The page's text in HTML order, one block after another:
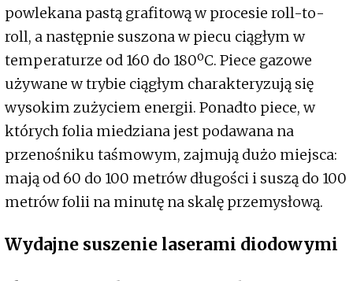
powlekana pastą grafitową w procesie roll-to-
roll, a następnie suszona w piecu ciągłym w
temperaturze od 160 do 180ºC. Piece gazowe
używane w trybie ciągłym charakteryzują się
wysokim zużyciem energii. Ponadto piece, w
których folia miedziana jest podawana na
przenośniku taśmowym, zajmują dużo miejsca:
mają od 60 do 100 metrów długości i suszą do 100
metrów folii na minutę na skalę przemysłową.
Wydajne suszenie laserami diodowymi